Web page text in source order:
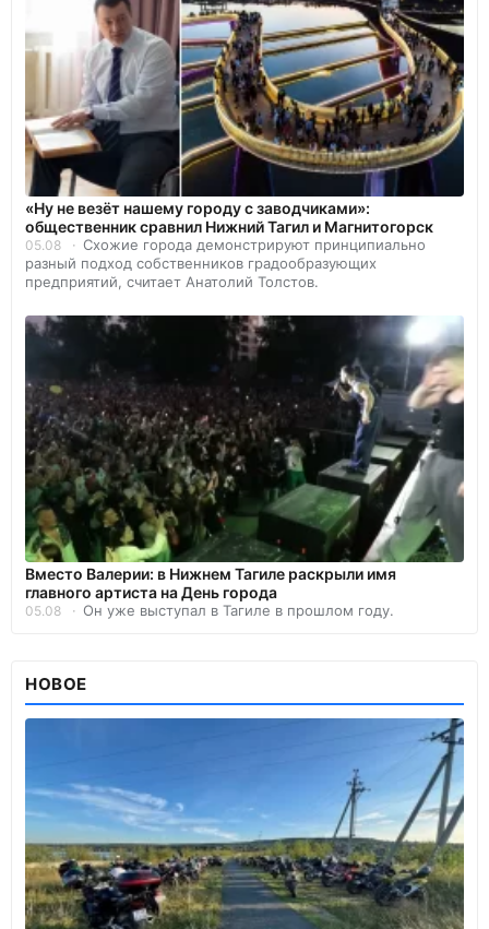
«Ну не везёт нашему городу с заводчиками»:
общественник сравнил Нижний Тагил и Магнитогорск
05.08
Схожие города демонстрируют принципиально
разный подход собственников градообразующих
предприятий, считает Анатолий Толстов.
Вместо Валерии: в Нижнем Тагиле раскрыли имя
главного артиста на День города
05.08 Он уже выступал в Тагиле в прошлом году.
НОВОЕ